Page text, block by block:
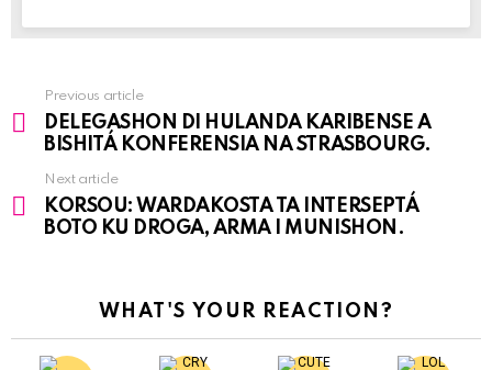
See
more
Previous article
DELEGASHON DI HULANDA KARIBENSE A
BISHITÁ KONFERENSIA NA STRASBOURG.
Next article
KORSOU: WARDAKOSTA TA INTERSEPTÁ
BOTO KU DROGA, ARMA I MUNISHON.
WHAT'S YOUR REACTION?